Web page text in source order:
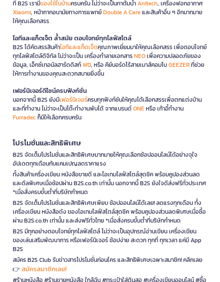
ที่ B2S เรามีของใช้ในบ้านครบครัน ไม่ว่าจะเป็นกาต้มน้ำAnitech, เครื่องฟอกอากาศ
Xiaomi, หน้ากากอนามัยทางการแพทย์Double A Careและสินค้าอื่น ๆ อีกมากมาย
ให้คุณเลือกสรร
ไอทีและแก็ดเจ็ต ล้ำสมัย ตอบโจทย์ทุกไลฟ์สไตล์
B2S ได้คัดสรรสินค้าไอทีและแก็ดเจ็ตคุณภาพเยี่ยมมาให้คุณเลือกสรร เพื่อตอบโจทย์
ทุกไลฟ์สไตล์ดิจิทัล ไม่ว่าจะเป็น เครื่องทำลายเอกสารNEOเพื่อความปลอดภัยของ
ข้อมูล, เอ็กซ์เทอนัลฮาร์ดดิสก์WD, หรือ คีย์บอร์ดไร้สายเมาส์คอมโบGEEZERที่ช่วย
ให้การทำงานของคุณสะดวกสบายยิ่งขึ้น
เฟอร์นิเจอร์ดีไซน์ครบฟังก์ชั่น
นอกจากนี้ B2S ยังมีเฟอร์นิเจอร์ครบทุกฟังก์ชันให้คุณได้เลือกสรรเพื่อตกแต่งบ้าน
และที่ทำงาน ไม่ว่าจะเป็นโต๊ะทำงานพับได้ จากแบรนด์ONEหรือ เก้าอี้ทำงาน
Furradecก็มีให้เลือกครบครัน
โปรโมชั่นและสิทธิพิเศษ
B2S จัดเต็มโปรโมชั่นและสิทธิพิเศษมากมายให้คุณเลือกช้อปออนไลน์ได้อย่างจุใจ
อัปเดตทุกเดือนกับแคมเปญลดราคาแรง
ทั้งสินค้าเครื่องเขียน หนังสือขายดี และไอเทมไลฟ์สไตล์สุดชิค พร้อมคูปองส่วนลด
และดีลพิเศษเมื่อช้อปผ่าน B2S.co.th เท่านั้น นอกจากนี้ B2S ยังใจดีส่งฟรีทั่วประเทศ
*เมื่อสั่งครบขั้นต่ำที่บริษัทกำหนด
B2S จัดเต็มโปรโมชั่นและสิทธิพิเศษเพียบ ช้อปออนไลน์ได้เลย! ลดแรงทุกเดือน ทั้ง
เครื่องเขียน หนังสือดัง ของไอเทมไลฟ์สไตล์สุดชิค พร้อมคูปองส่วนลดพิเศษเมื่อซื้อ
ผ่าน B2S.co.th เท่านั้น และส่งฟรีทั่วไทย *เมื่อสั่งครบขั้นต่ำที่บริษัทกำหนด
B2S มีทุกอย่างตอบโจทย์ทุกไลฟ์สไตล์ ไม่ว่าจะเป็นอุปกรณ์อ่านเขียน เครื่องเขียน
ของเล่นเสริมพัฒนาการ หรือเฟอร์นิเจอร์ ช้อปง่าย สะดวก ทุกที่ ทุกเวลา แค่มี App
B2S
สมัคร B2S Club รับข่าวสารโปรโมชั่นก่อนใคร และสิทธิพิเศษเฉพาะสมาชิก! คลิกเลย
👉 สมัครสมาชิกเลย!
#ร้านหนังสือ #ร้านขายหนังสือ ใกล้ฉัน #กระเป๋าใส่ดินสอ #เครื่องเขียนออนไลน์ #ซื้อ